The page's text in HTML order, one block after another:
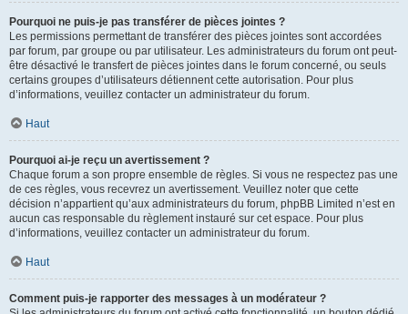
Pourquoi ne puis-je pas transférer de pièces jointes ?
Les permissions permettant de transférer des pièces jointes sont accordées
par forum, par groupe ou par utilisateur. Les administrateurs du forum ont peut-
être désactivé le transfert de pièces jointes dans le forum concerné, ou seuls
certains groupes d’utilisateurs détiennent cette autorisation. Pour plus
d’informations, veuillez contacter un administrateur du forum.
Haut
Pourquoi ai-je reçu un avertissement ?
Chaque forum a son propre ensemble de règles. Si vous ne respectez pas une
de ces règles, vous recevrez un avertissement. Veuillez noter que cette
décision n’appartient qu’aux administrateurs du forum, phpBB Limited n’est en
aucun cas responsable du règlement instauré sur cet espace. Pour plus
d’informations, veuillez contacter un administrateur du forum.
Haut
Comment puis-je rapporter des messages à un modérateur ?